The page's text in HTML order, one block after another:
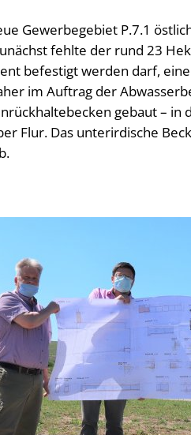
Gewerbegebiet P.7.1
fehlte der rund 23
befestigt werden darf,
im Auftrag der
gebaut –
Flur. Das unterirdische